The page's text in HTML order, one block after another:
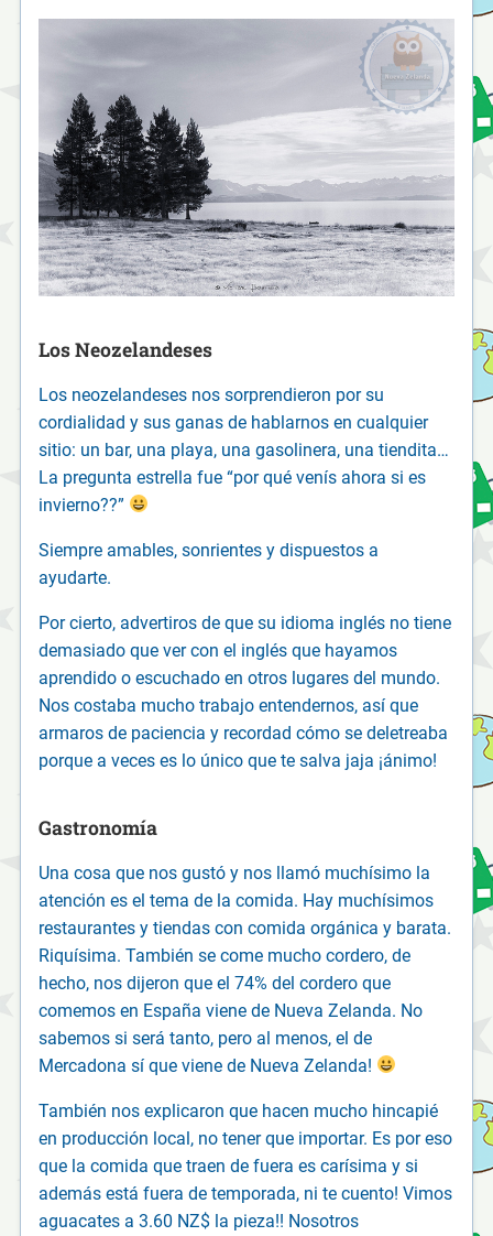
Los Neozelandeses
Los neozelandeses nos sorprendieron por su
cordialidad y sus ganas de hablarnos en cualquier
sitio: un bar, una playa, una gasolinera, una tiendita…
La pregunta estrella fue “por qué venís ahora si es
invierno??”
Siempre amables, sonrientes y dispuestos a
ayudarte.
Por cierto, advertiros de que su idioma inglés no tiene
demasiado que ver con el inglés que hayamos
aprendido o escuchado en otros lugares del mundo.
Nos costaba mucho trabajo entendernos, así que
armaros de paciencia y recordad cómo se deletreaba
porque a veces es lo único que te salva jaja ¡ánimo!
Gastronomía
Una cosa que nos gustó y nos llamó muchísimo la
atención es el tema de la comida. Hay muchísimos
restaurantes y tiendas con comida orgánica y barata.
Riquísima. También se come mucho cordero, de
hecho, nos dijeron que el 74% del cordero que
comemos en España viene de Nueva Zelanda. No
sabemos si será tanto, pero al menos, el de
Mercadona sí que viene de Nueva Zelanda!
También nos explicaron que hacen mucho hincapié
en producción local, no tener que importar. Es por eso
que la comida que traen de fuera es carísima y si
además está fuera de temporada, ni te cuento! Vimos
aguacates a 3.60 NZ$ la pieza!! Nosotros